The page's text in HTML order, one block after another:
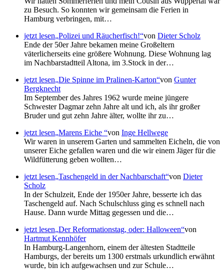
zu Besuch. So konnten wir gemeinsam die Ferien in
Hamburg verbringen, mit…
jetzt lesen Polizei und Räucherfisch! von Dieter Scholz
Ende der 50er Jahre bekamen meine Großeltern
väterlicherseits eine größere Wohnung. Diese Wohnung lag
im Nachbarstadtteil Altona, im 3.Stock in der…
jetzt lesen Die Spinne im Pralinen-Karton von Gunter
Bergknecht
Im September des Jahres 1962 wurde meine jüngere
Schwester Dagmar zehn Jahre alt und ich, als ihr großer
Bruder und gut zehn Jahre älter, wollte ihr zu…
jetzt lesen Marens Eiche von Inge Hellwege
Wir waren in unserem Garten und sammelten Eicheln, die von
unserer Eiche gefallen waren und die wir einem Jäger für die
Wildfütterung geben wollten…
jetzt lesen Taschengeld in der Nachbarschaft von Dieter
Scholz
In der Schulzeit, Ende der 1950er Jahre, besserte ich das
Taschengeld auf. Nach Schulschluss ging es schnell nach
Hause. Dann wurde Mittag gegessen und die…
jetzt lesen Der Reformationstag, oder: Halloween von
Hartmut Kennhöfer
In Hamburg-Langenhorn, einem der ältesten Stadtteile
Hamburgs, der bereits um 1300 erstmals urkundlich erwähnt
wurde, bin ich aufgewachsen und zur Schule…